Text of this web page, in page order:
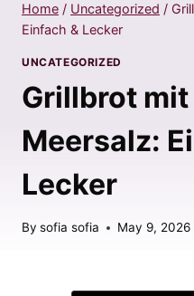
Home / Uncategorized /
Einfach & Lecker
UNCATEGORIZED
Grillbrot
Meersalz:
Lecker
By sofia sofia May 9, 2026